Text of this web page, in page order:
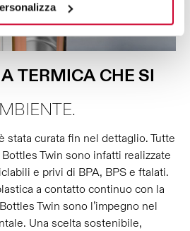
TERMICA CHE SI
stata curata fin nel dettaglio. Tutte
Twin sono infatti realizzate
e privi di BPA, BPS e ftalati.
a contatto continuo con la
Twin sono l’impegno nel
Una scelta sostenibile,